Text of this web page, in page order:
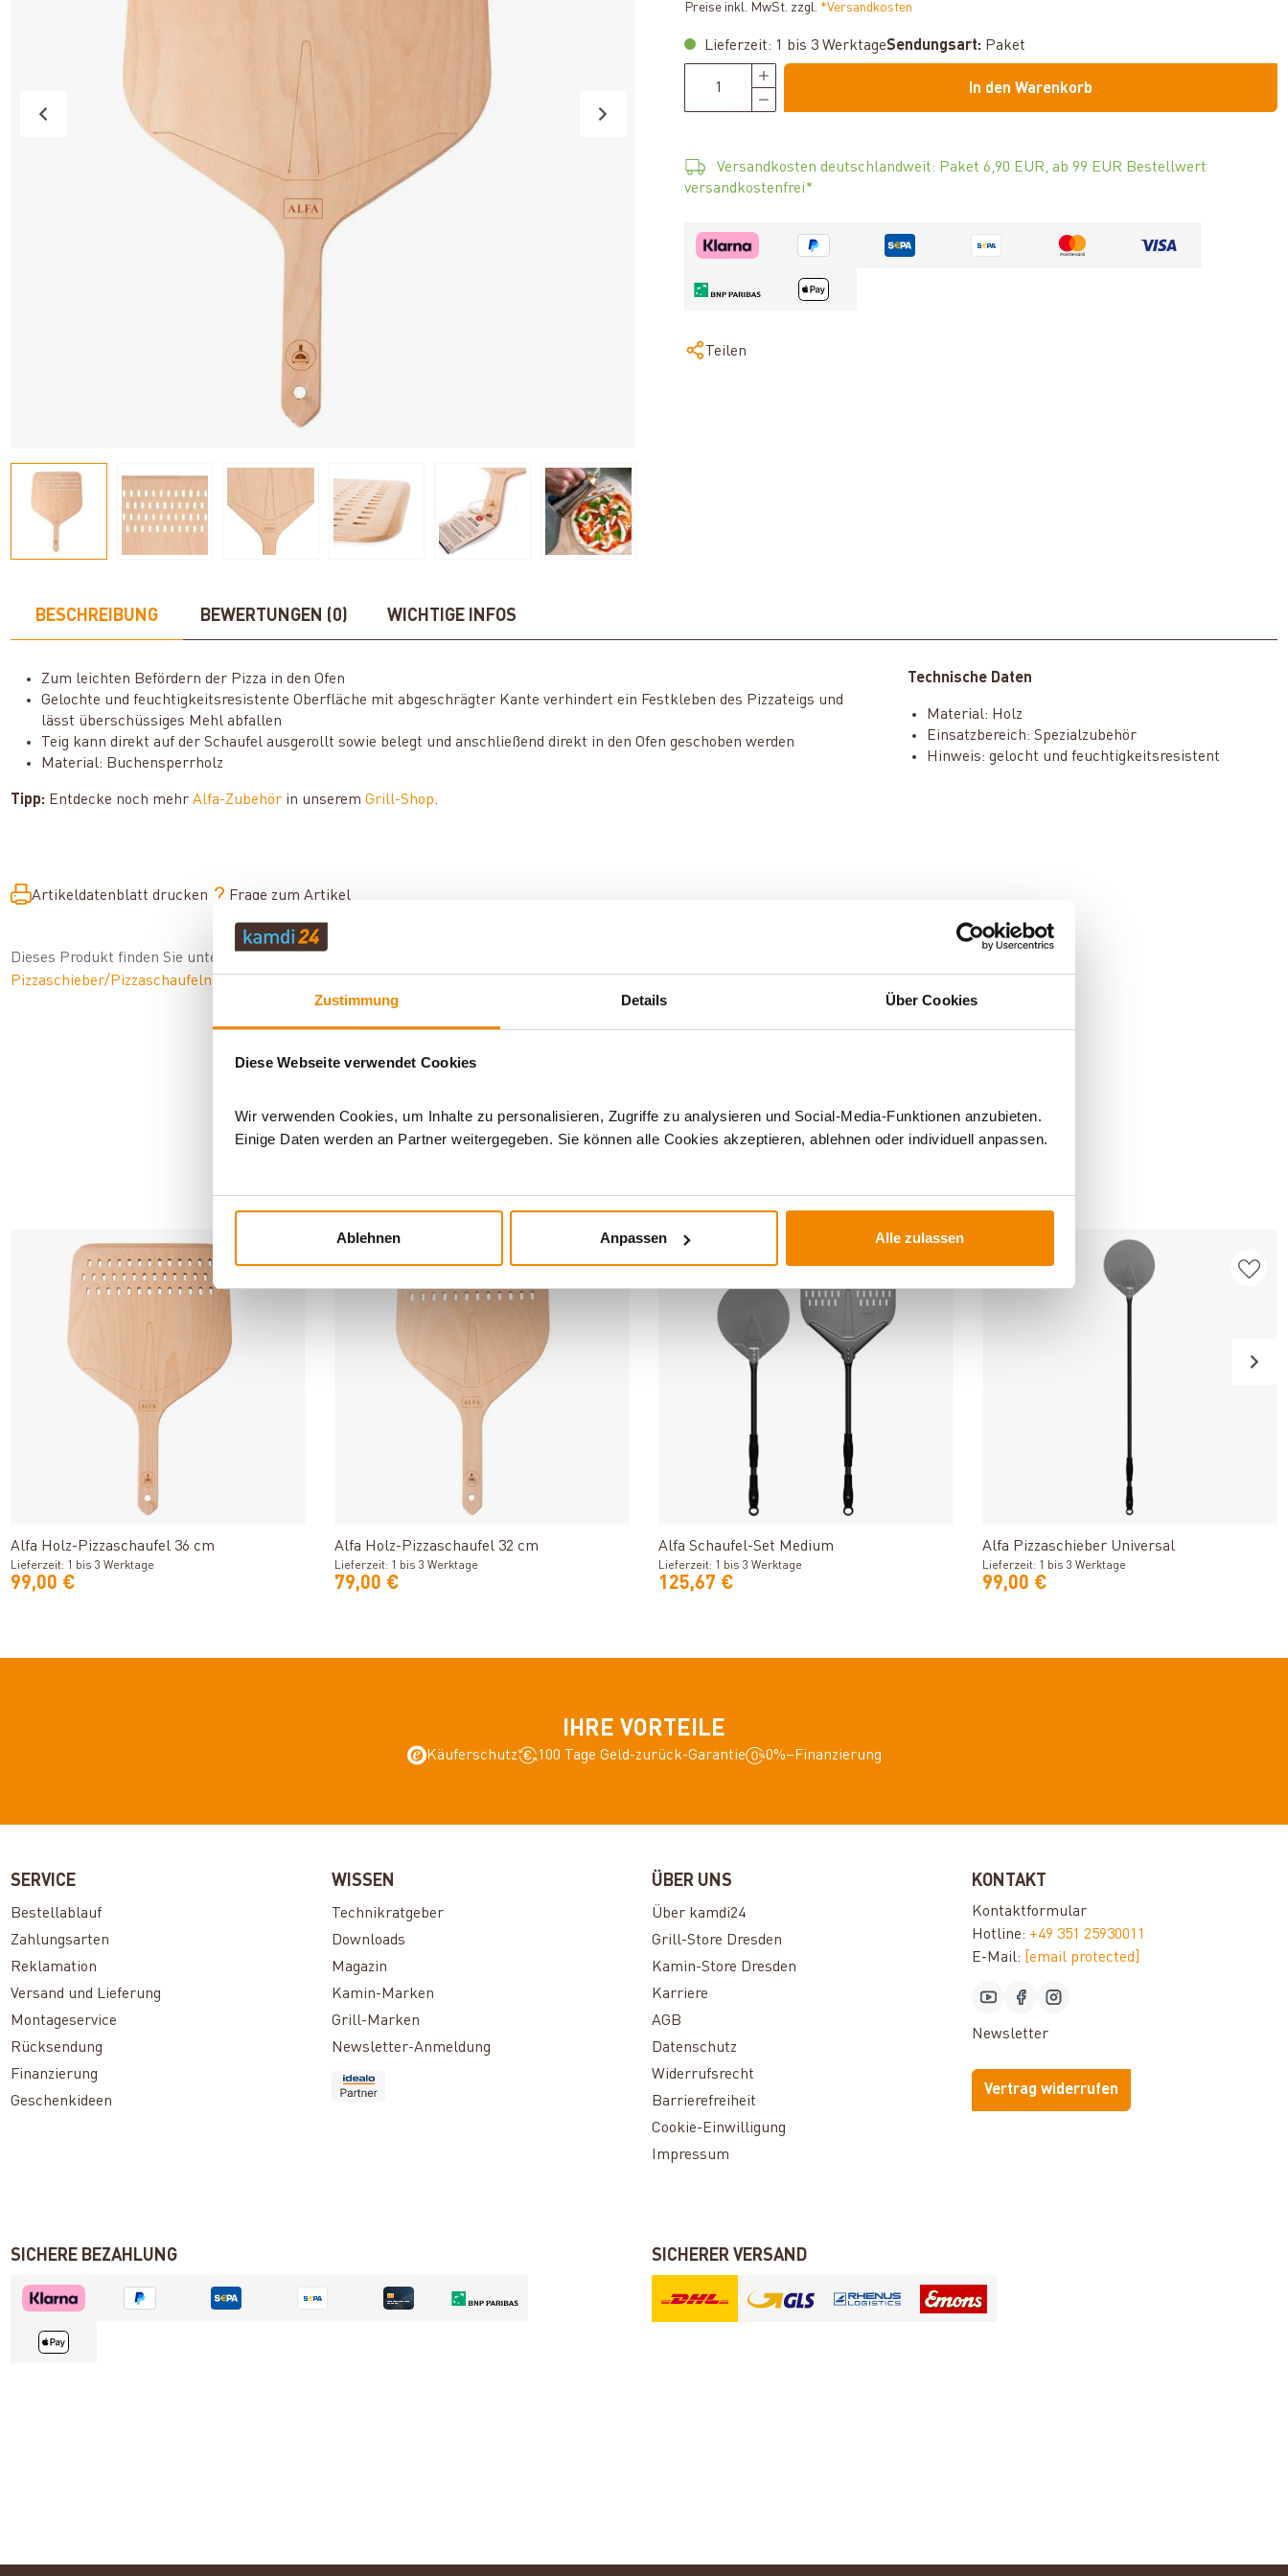
Zustimmung Details Über Cookies
Diese Webseite verwendet Cookies
Wir verwenden Cookies, um Inhalte zu personalisieren, Zugriffe zu analysieren und Social-Media-Funktionen anzubieten.
Einige Daten werden an Partner weitergegeben. Sie können alle Cookies akzeptieren, ablehnen oder individuell anpassen.
Ablehnen Anpassen Alle zulassen
Preise inkl. MwSt. zzgl. *Versandkosten
Lieferzeit: 1 bis 3 WerktageSendungsart: Paket
In den Warenkorb
Versandkosten deutschlandweit: Paket 6,90 EUR, ab 99 EUR Bestellwert
versandkostenfrei*
Teilen
BESCHREIBUNG BEWERTUNGEN (0) WICHTIGE INFOS
Zum leichten Befördern der Pizza in den Ofen
Gelochte und feuchtigkeitsresistente Oberfläche mit abgeschrägter Kante verhindert ein Festkleben des Pizzateigs und
lässt überschüssiges Mehl abfallen
Teig kann direkt auf der Schaufel ausgerollt sowie belegt und anschließend direkt in den Ofen geschoben werden
Material: Buchensperrholz
Tipp: Entdecke noch mehrAlfa-Zubehör in unseremGrill-Shop.
Technische Daten
Material: Holz
Einsatzbereich: Spezialzubehör
Hinweis: gelocht und feuchtigkeitsresistent
Artikeldatenblatt drucken Frage zum Artikel
Dieses Produkt finden Sie unter:
Pizzaschieber/Pizzaschaufeln
Produkt ansehen
Alfa Holz-Pizzaschaufel 36 cm
Lieferzeit: 1 bis 3 Werktage
99,00 €
Produkt ansehen
Alfa Holz-Pizzaschaufel 32 cm
Lieferzeit: 1 bis 3 Werktage
79,00 €
Produkt ansehen
Alfa Schaufel-Set Medium
Lieferzeit: 1 bis 3 Werktage
125,67 €
Produkt ansehen
Alfa Pizzaschieber Universal
Lieferzeit: 1 bis 3 Werktage
99,00 €
IHRE VORTEILE
Käuferschutz 100 Tage Geld-zurück-Garantie 0%–Finanzierung
SERVICE
Bestellablauf
Zahlungsarten
Reklamation
Versand und Lieferung
Montageservice
Rücksendung
Finanzierung
Geschenkideen
WISSEN
Technikratgeber
Downloads
Magazin
Kamin-Marken
Grill-Marken
Newsletter-Anmeldung
ÜBER UNS
Über kamdi24
Grill-Store Dresden
Kamin-Store Dresden
Karriere
AGB
Datenschutz
Widerrufsrecht
Barrierefreiheit
Cookie-Einwilligung
Impressum
KONTAKT
Kontaktformular
Hotline: +49 351 25930011
E-Mail:
[email protected]
Newsletter
Vertrag widerrufen
SICHERE BEZAHLUNG SICHERER VERSAND